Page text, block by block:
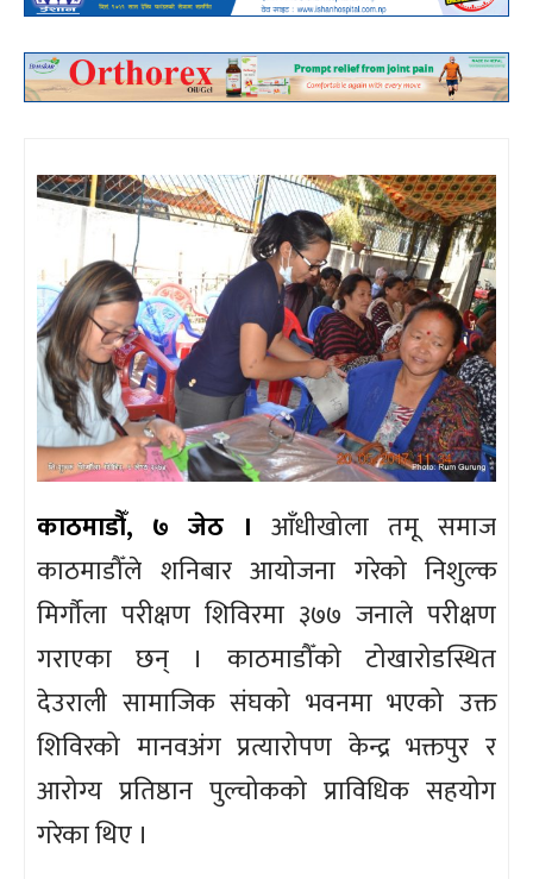
काठमाडौँ, ७ जेठ । आँधीखोला तमू समाज
काठमाडौँले शनिबार आयोजना गरेको निशुल्क
मिर्गौला परीक्षण शिविरमा ३७७ जनाले परीक्षण
गराएका छन् । काठमाडौँको टोखारोडस्थित
देउराली सामाजिक संघको भवनमा भएको उक्त
शिविरको मानवअंग प्रत्यारोपण केन्द्र भक्तपुर र
आरोग्य प्रतिष्ठान पुल्चोकको प्राविधिक सहयोग
गरेका थिए ।